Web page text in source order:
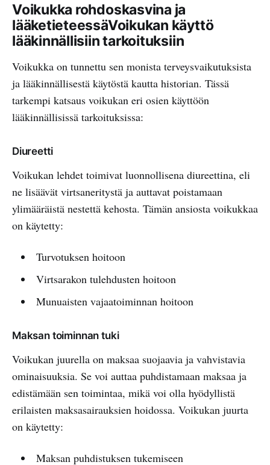
Voikukka rohdoskasvina ja
lääketieteessäVoikukan käyttö
lääkinnällisiin tarkoituksiin
Voikukka on tunnettu sen monista terveysvaikutuksista
ja lääkinnällisestä käytöstä kautta historian. Tässä
tarkempi katsaus voikukan eri osien käyttöön
lääkinnällisissä tarkoituksissa:
Diureetti
Voikukan lehdet toimivat luonnollisena diureettina, eli
ne lisäävät virtsaneritystä ja auttavat poistamaan
ylimääräistä nestettä kehosta. Tämän ansiosta voikukkaa
on käytetty:
Turvotuksen hoitoon
Virtsarakon tulehdusten hoitoon
Munuaisten vajaatoiminnan hoitoon
Maksan toiminnan tuki
Voikukan juurella on maksaa suojaavia ja vahvistavia
ominaisuuksia. Se voi auttaa puhdistamaan maksaa ja
edistämään sen toimintaa, mikä voi olla hyödyllistä
erilaisten maksasairauksien hoidossa. Voikukan juurta
on käytetty:
Maksan puhdistuksen tukemiseen